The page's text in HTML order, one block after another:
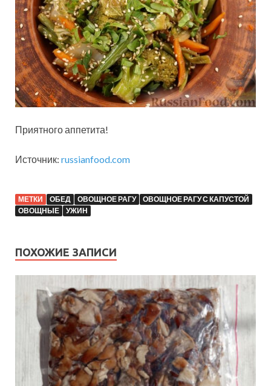
Приятного аппетита!
Источник: russianfood.com
МЕТКИ ОБЕД ОВОЩНОЕ РАГУ
ОВОЩНОЕ РАГУ С КАПУСТОЙ
ОВОЩНЫЕ
УЖИН
ПОХОЖИЕ ЗАПИСИ